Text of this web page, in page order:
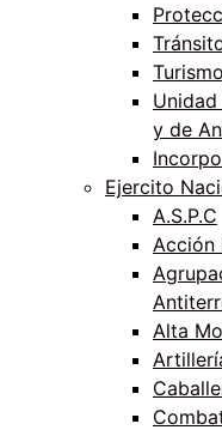
Turismo
y de
Ejercito
A.S.P.C
Acción
Alta